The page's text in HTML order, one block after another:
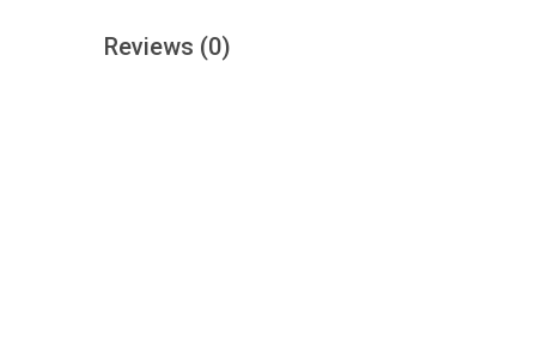
Reviews (0)